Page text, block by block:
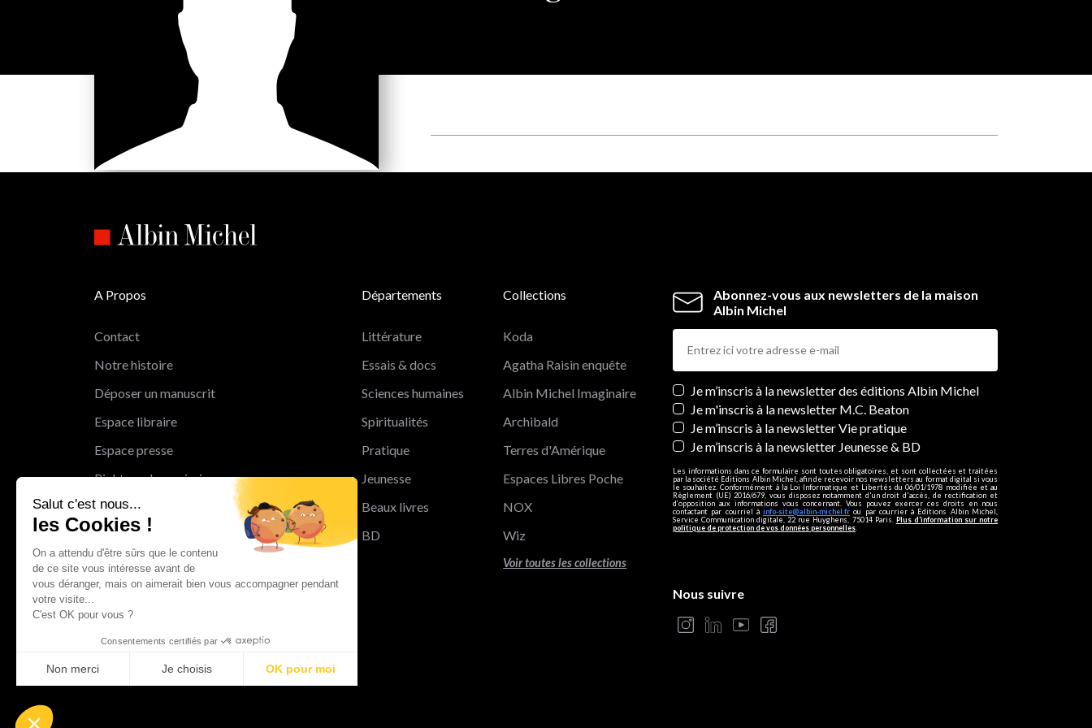
Salut c'est nous...
les Cookies !
On a attendu d'être sûrs que le contenu
de ce site vous intéresse avant de
vous déranger, mais on aimerait bien vous accompagner pendant
votre visite...
C'est OK pour vous ?
Consentements certifiés par
Non merci Je choisis OK pour moi
Abonnez-vous aux newsletters de la maison
Albin Michel
Newsletters
Je m’inscris à la newsletter des éditions Albin Michel
Je m'inscris à la newsletter M.C. Beaton
Je m’inscris à la newsletter Vie pratique
Je m’inscris à la newsletter Jeunesse & BD
Les informations dans ce formulaire sont toutes obligatoires, et sont collectées et traitées
par la société Editions Albin Michel, afin de recevoir nos newsletters au format digital si vous
le souhaitez. Conformément à la Loi Informatique et Libertés du 06/01/1978 modifiée et au
Règlement (UE) 2016/679, vous disposez notamment d'un droit d'accès, de rectification et
d’opposition aux informations vous concernant. Vous pouvez exercer ces droits en nous
contactant par courriel àinfo-site@albin-michel.fr ou par courrier à Editions Albin Michel,
Service Communication digitale, 22 rue Huyghens, 75014 Paris. Plus d’information sur notre
politique de protection de vos données personnelles
A Propos
Contact
Notre histoire
Déposer un manuscrit
Espace libraire
Espace presse
Rights and permissions
Mentions légales
Cookies
Charte de protection des données
personnelles
Le Groupe Albin Michel
Les librairies du groupe Albin Michel
Albin Michel Imaginaire
Départements
Littérature
Essais & docs
Sciences humaines
Spiritualités
Pratique
Jeunesse
Beaux livres
BD
Collections
Koda
Agatha Raisin enquête
Albin Michel Imaginaire
Archibald
Terres d'Amérique
Espaces Libres Poche
NOX
Wiz
Voir toutes les collections
Nous suivre